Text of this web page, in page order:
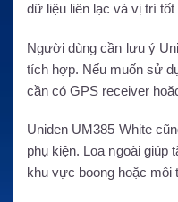
dữ liệu liên lạc và vị trí
Người dùng cần lưu ý
tích hợp. Nếu muốn sử
cần có GPS receiver
Uniden UM385 White
phụ kiện. Loa ngoài giúp
khu vực boong hoặc môi